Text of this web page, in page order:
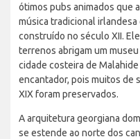
ótimos pubs animados que
música tradicional
construído no século XII.
terrenos abrigam um
cidade costeira de
encantador, pois muitos de
XIX foram preservados.
A arquitetura georgiana
se estende ao norte dos